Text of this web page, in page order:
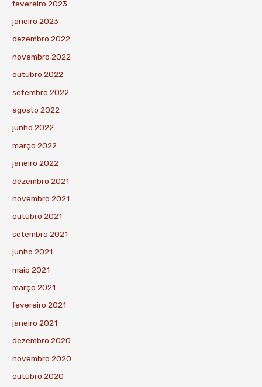
fevereiro 2023
janeiro 2023
dezembro 2022
novembro 2022
outubro 2022
setembro 2022
agosto 2022
junho 2022
março 2022
janeiro 2022
dezembro 2021
novembro 2021
outubro 2021
setembro 2021
junho 2021
maio 2021
março 2021
fevereiro 2021
janeiro 2021
dezembro 2020
novembro 2020
outubro 2020